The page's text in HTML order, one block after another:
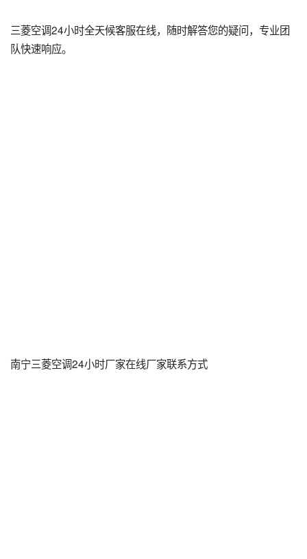
三菱空调24小时全天候客服在线，随时解答您的疑问，专业团
队快速响应。
南宁三菱空调24小时厂家在线厂家联系方式